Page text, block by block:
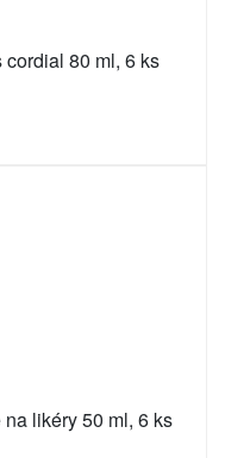
80 ml, 6 ks
likéry 50 ml, 6 ks